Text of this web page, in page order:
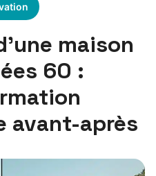
maison
60 :
avant-après